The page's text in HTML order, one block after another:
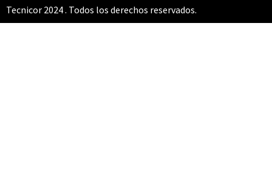
Tecnicor 2024 . Todos los derechos reservados.